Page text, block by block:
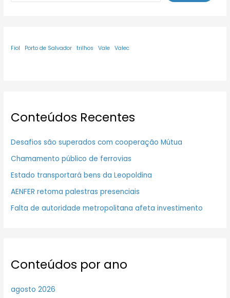
Fiol Porto de Salvador trilhos Vale Valec
Conteúdos Recentes
Desafios são superados com cooperação Mútua
Chamamento público de ferrovias
Estado transportará bens da Leopoldina
AENFER retoma palestras presenciais
Falta de autoridade metropolitana afeta investimento
Conteúdos por ano
agosto 2026